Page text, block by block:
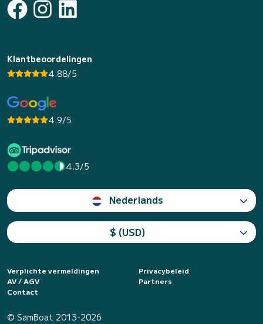
Klantbeoordelingen
4.88/5
4.9/5
4.3/5
Nederlands
$ (USD)
Verplichte vermeldingen
Privacybeleid
AV / AGV
Partners
Contact
© SamBoat 2013-2026